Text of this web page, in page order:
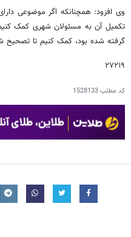
وی افزود: همچنانکه اگر موضوعی
تکمیل آن به مسئولان شهری کمک
گرفته شده بود، کمک کنیم تا تصحیح
۲۷۲۱۹
کد مطلب1528133